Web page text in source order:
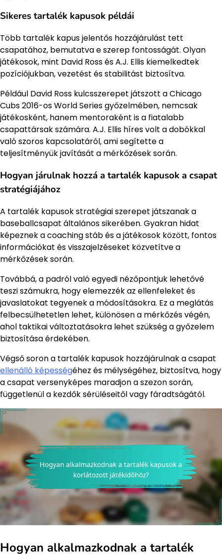
Sikeres tartalék kapusok példái
Több tartalék kapus jelentős hozzájárulást tett
csapatához, bemutatva e szerep fontosságát. Olyan
játékosok, mint David Ross és A.J. Ellis kiemelkedtek
pozíciójukban, vezetést és stabilitást biztosítva.
Például David Ross kulcsszerepet játszott a Chicago
Cubs 2016-os World Series győzelmében, nemcsak
játékosként, hanem mentoraként is a fiatalabb
csapattársak számára. A.J. Ellis híres volt a dobókkal
való szoros kapcsolatáról, ami segítette a
teljesítményük javítását a mérkőzések során.
Hogyan járulnak hozzá a tartalék kapusok a csapat
stratégiájához
A tartalék kapusok stratégiai szerepet játszanak a
baseballcsapat általános sikerében. Gyakran hidat
képeznek a coaching stáb és a játékosok között, fontos
információkat és visszajelzéseket közvetítve a
mérkőzések során.
Továbbá, a padról való egyedi nézőpontjuk lehetővé
teszi számukra, hogy elemezzék az ellenfeleket és
javaslatokat tegyenek a módosításokra. Ez a meglátás
felbecsülhetetlen lehet, különösen a mérkőzés végén,
ahol taktikai változtatásokra lehet szükség a győzelem
biztosítása érdekében.
Végső soron a tartalék kapusok hozzájárulnak a csapat
ellenálló képességéhez és mélységéhez, biztosítva, hogy
a csapat versenyképes maradjon a szezon során,
függetlenül a kezdők sérüléseitől vagy fáradtságától.
Hogyan alkalmazkodnak a tartalék